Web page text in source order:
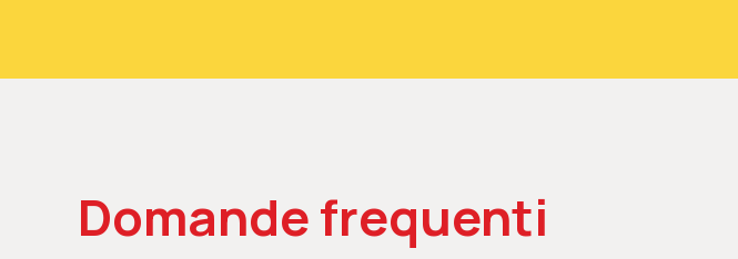
Domande frequenti